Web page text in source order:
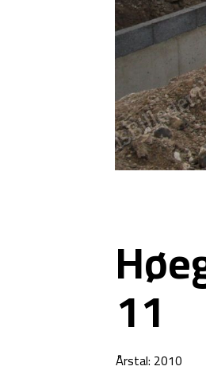
11
Årstal: 2010